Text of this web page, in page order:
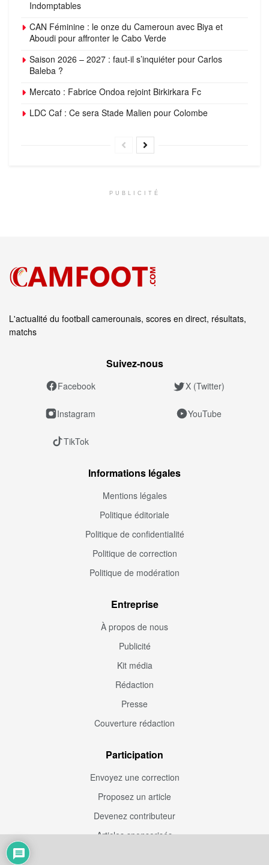
Indomptables
CAN Féminine : le onze du Cameroun avec Biya et
Aboudi pour affronter le Cabo Verde
Saison 2026 – 2027 : faut-il s’inquiéter pour Carlos
Baleba ?
Mercato : Fabrice Ondoa rejoint Birkirkara Fc
LDC Caf : Ce sera Stade Malien pour Colombe
PUBLICITÉ
L'actualité du football camerounais, scores en direct, résultats,
matchs
Suivez‑nous
Facebook X (Twitter)
Instagram YouTube
TikTok
Informations légales
Mentions légales
Politique éditoriale
Politique de confidentialité
Politique de correction
Politique de modération
Entreprise
À propos de nous
Publicité
Kit média
Rédaction
Presse
Couverture rédaction
Participation
Envoyez une correction
Proposez un article
Devenez contributeur
Articles sponsorisés